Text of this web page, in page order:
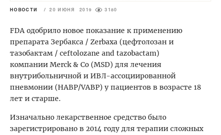
НОВОСТИ / 20 ИЮНЯ 2019 3180
FDA одобрило новое показание к применению
препарата Зербакса / Zerbaxa (цефтолозан и
тазобактам / ceftolozane and tazobactam)
компании Merck & Co (MSD) для лечения
внутрибольничной и ИВЛ-ассоциированной
пневмонии (HABP/VABP) у пациентов в возрасте 18
лет и старше.
Изначально лекарственное средство было
зарегистрировано в 2014 году для терапии сложных